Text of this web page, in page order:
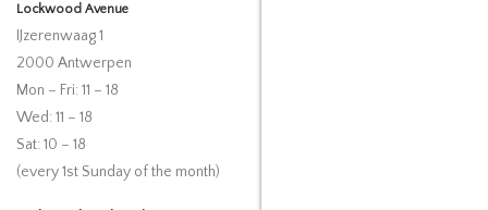
Lockwood Avenue
IJzerenwaag 1
2000 Antwerpen
Mon – Fri: 11 – 18
Wed: 11 – 18
Sat: 10 – 18
(every 1st Sunday of the month)